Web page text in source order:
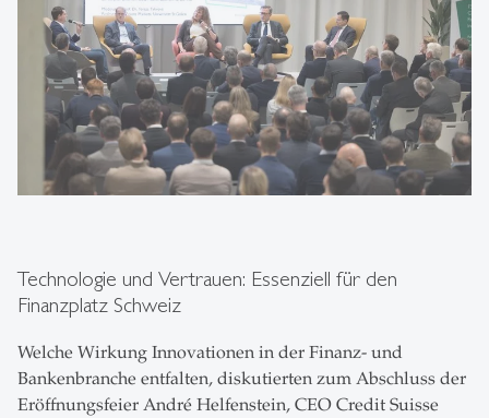
Technologie und Vertrauen: Essenziell für den
Finanzplatz Schweiz
Welche Wirkung Innovationen in der Finanz- und
Bankenbranche entfalten, diskutierten zum Abschluss der
Eröffnungsfeier André Helfenstein, CEO Credit Suisse